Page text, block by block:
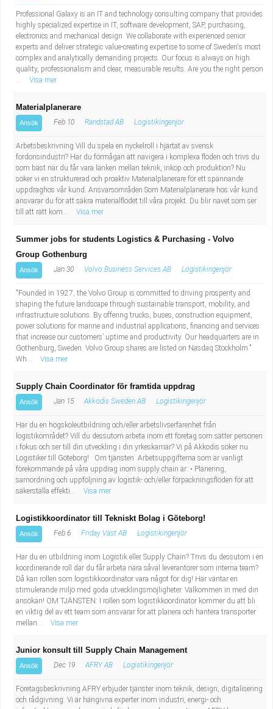
Professional Galaxy is an IT and technology consulting company that provides
highly specialized expertise in IT, software development, SAP, purchasing,
electronics and mechanical design. We collaborate with experienced senior
experts and deliver strategic value-creating expertise to some of Sweden's most
complex and analytically demanding projects. Our focus is always on high
quality, professionalism and clear, measurable results. Are you the right person
...
Visa mer
Materialplanerare
Ansök Feb 10 Randstad AB Logistikingenjör
Arbetsbeskrivning Vill du spela en nyckelroll i hjärtat av svensk
fordonsindustri? Har du förmågan att navigera i komplexa flöden och trivs du
som bäst när du får vara länken mellan teknik, inköp och produktion? Nu
söker vi en strukturerad och proaktiv Materialplanerare för ett spännande
uppdraghos vår kund. Ansvarsområden Som Materialplanerare hos vår kund
ansvarar du för att säkra materialflödet till våra projekt. Du blir navet som ser
till att rätt kom...
Visa mer
Summer jobs for students Logistics & Purchasing - Volvo
Group Gothenburg
Ansök Jan 30 Volvo Business Services AB Logistikingenjör
"Founded in 1927, the Volvo Group is committed to driving prosperity and
shaping the future landscape through sustainable transport, mobility, and
infrastructure solutions. By offering trucks, buses, construction equipment,
power solutions for marine and industrial applications, financing and services
that increase our customers’ uptime and productivity. Our headquarters are in
Gothenburg, Sweden. Volvo Group shares are listed on Nasdaq Stockholm."
Wh...
Visa mer
Supply Chain Coordinator för framtida uppdrag
Ansök Jan 15 Akkodis Sweden AB Logistikingenjör
Har du en högskoleutbildning och/eller arbetslivserfarenhet från
logistikområdet? Vill du dessutom arbeta inom ett företag som sätter personen
i fokus och ser till din utveckling i din yrkeskarriär? Vi på Akkodis söker nu
Logistiker till Göteborg! Om tjänsten Arbetsuppgifterna som är vanligt
förekommande på våra uppdrag inom supply chain är: • Planering,
samordning och uppföljning av logistik- och/eller förpackningsflöden för att
säkerställa effekti...
Visa mer
Logistikkoordinator till Tekniskt Bolag i Göteborg!
Ansök Feb 6 Friday Väst AB Logistikingenjör
Har du en utbildning inom Logistik eller Supply Chain? Trivs du dessutom i en
koordinerande roll där du får arbeta nära såväl leverantörer som interna team?
Då kan rollen som logistikkoordinator vara något för dig! Här väntar en
stimulerande miljö med goda utvecklingsmöjligheter. Välkommen in med din
ansökan! OM TJÄNSTEN: I rollen som logistikkoordinator kommer du att bli
en viktig del av ett team som ansvarar för att planera och hantera transporter
mellan...
Visa mer
Junior konsult till Supply Chain Management
Ansök Dec 19 AFRY AB Logistikingenjör
Företagsbeskrivning AFRY erbjuder tjänster inom teknik, design, digitalisering
och rådgivning. Vi är hängivna experter inom industri, energi- och